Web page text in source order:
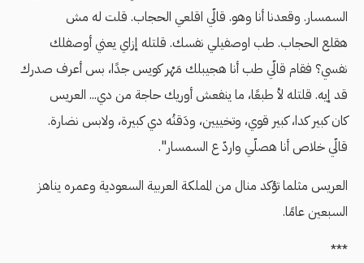
السمسار. وقعدنا أنا وهو. قالّي اقلعي الحجاب. قلت له مش
هقلع الحجاب. طب اوصفيلي نفسك. قلتله إزاي يعني أوصفلك
نفسي؟ فقام قالّي طب أنا هجيبلك مَهْر كويس جدًا، بس أعرف صدرك
قد إيه. قلتله لأ طبعًا، ما ينفعش أوريك حاجة من دي... العريس
كان كبير كدا، كبير قوي، وتخييين، ودَقنُه دي كبيرة، ولابس نضارة.
قالّي خلاص أنا هصلّي واردّ ع السمسار".
العريس مثلما تؤكد منال من المملكة العربية السعودية وعمره يناهز
السبعين عامًا.
***